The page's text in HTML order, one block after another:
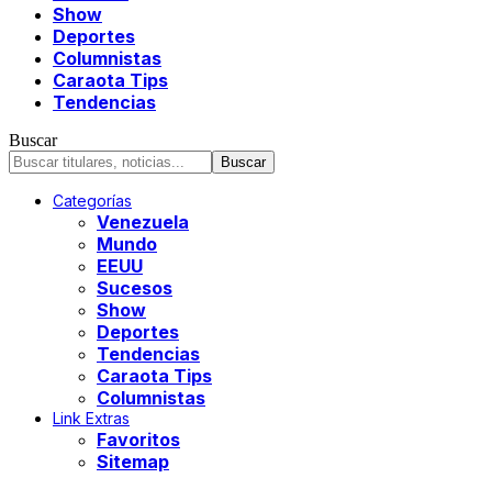
Show
Deportes
Columnistas
Caraota Tips
Tendencias
Buscar
Categorías
Venezuela
Mundo
EEUU
Sucesos
Show
Deportes
Tendencias
Caraota Tips
Columnistas
Link Extras
Favoritos
Sitemap